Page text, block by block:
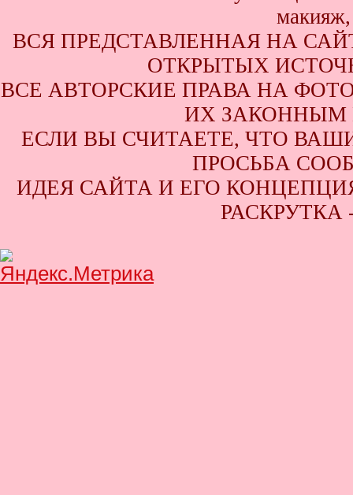
ВСЯ ПРЕДСТАВЛЕННАЯ НА
ОТКРЫТЫХ
ВСЕ АВТОРСКИЕ ПРАВА НА
ИХ ЗАКОННЫМ
ЕСЛИ ВЫ СЧИТАЕТЕ, ЧТО
ПРОСЬБА
ИДЕЯ САЙТА И ЕГО КОНЦЕПЦИЯ
РАСКРУТКА -